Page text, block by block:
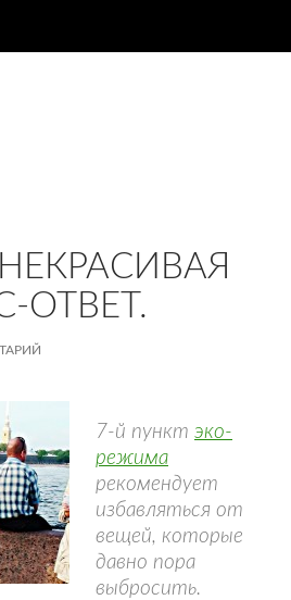
ОТВЕТ.
7-й пункт эко-
режима
рекомендует
избавляться от
вещей, которые
давно пора
выбросить.